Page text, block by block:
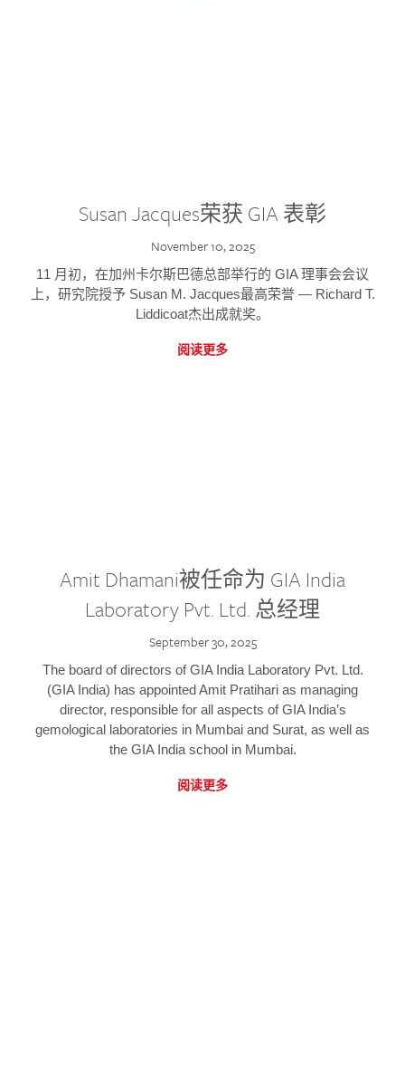
Susan Jacques荣获 GIA 表彰
November 10, 2025
11 月初，在加州卡尔斯巴德总部举行的 GIA 理事会会议
上，研究院授予 Susan M. Jacques最高荣誉 — Richard T.
Liddicoat杰出成就奖。
阅读更多
Amit Dhamani被任命为 GIA India
Laboratory Pvt. Ltd. 总经理
September 30, 2025
The board of directors of GIA India Laboratory Pvt. Ltd.
(GIA India) has appointed Amit Pratihari as managing
director, responsible for all aspects of GIA India’s
gemological laboratories in Mumbai and Surat, as well as
the GIA India school in Mumbai.
阅读更多